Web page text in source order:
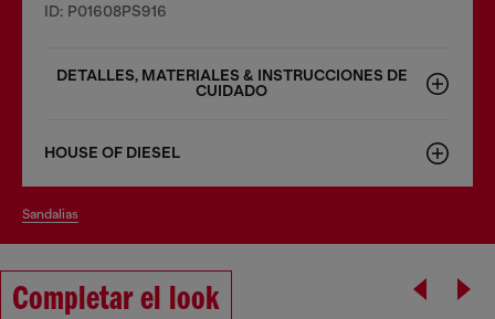
ID: P01608PS916
DETALLES, MATERIALES & INSTRUCCIONES DE
CUIDADO
HOUSE OF DIESEL
sandalias
Completar el look